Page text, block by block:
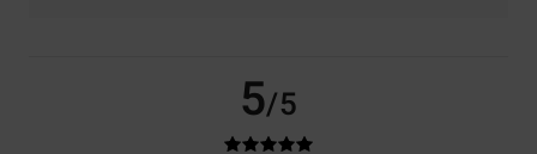
5/5